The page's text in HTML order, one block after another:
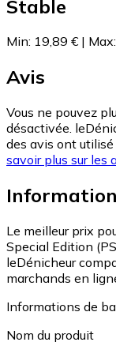
Stable
Min: 19,89 € | Max:
Avis
Vous ne pouvez
désactivée.
des avis ont
savoir plus sur les
Le meilleur prix
Special Edition
leDénicheur
marchands en
Informations de
Nom du produit